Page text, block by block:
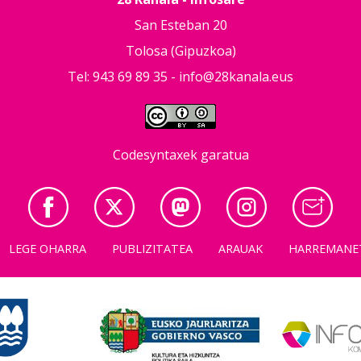
San Esteban 20
Tolosa (Gipuzkoa)
Tel: 943 69 89 35 - info@28kanala.eus
Codesyntaxek garatua
LEGE OHARRA PUBLIZITATEA ARAUAK